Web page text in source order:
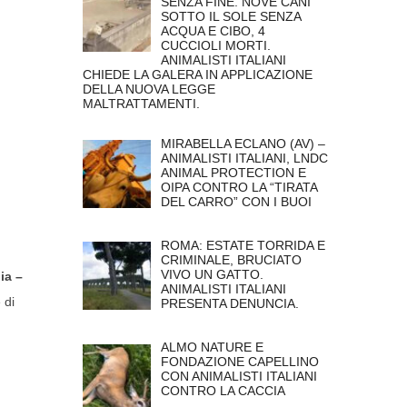
–
di
SOTTO IL SOLE SENZA
ACQUA E CIBO, 4
CUCCIOLI MORTI.
ANIMALISTI ITALIANI
CHIEDE LA GALERA IN APPLICAZIONE
DELLA NUOVA LEGGE
MALTRATTAMENTI.
MIRABELLA ECLANO (AV) –
ANIMALISTI ITALIANI, LNDC
ANIMAL PROTECTION E
OIPA CONTRO LA “TIRATA
DEL CARRO” CON I BUOI
ROMA: ESTATE TORRIDA E
CRIMINALE, BRUCIATO
VIVO UN GATTO.
ANIMALISTI ITALIANI
PRESENTA DENUNCIA.
ALMO NATURE E
FONDAZIONE CAPELLINO
CON ANIMALISTI ITALIANI
CONTRO LA CACCIA